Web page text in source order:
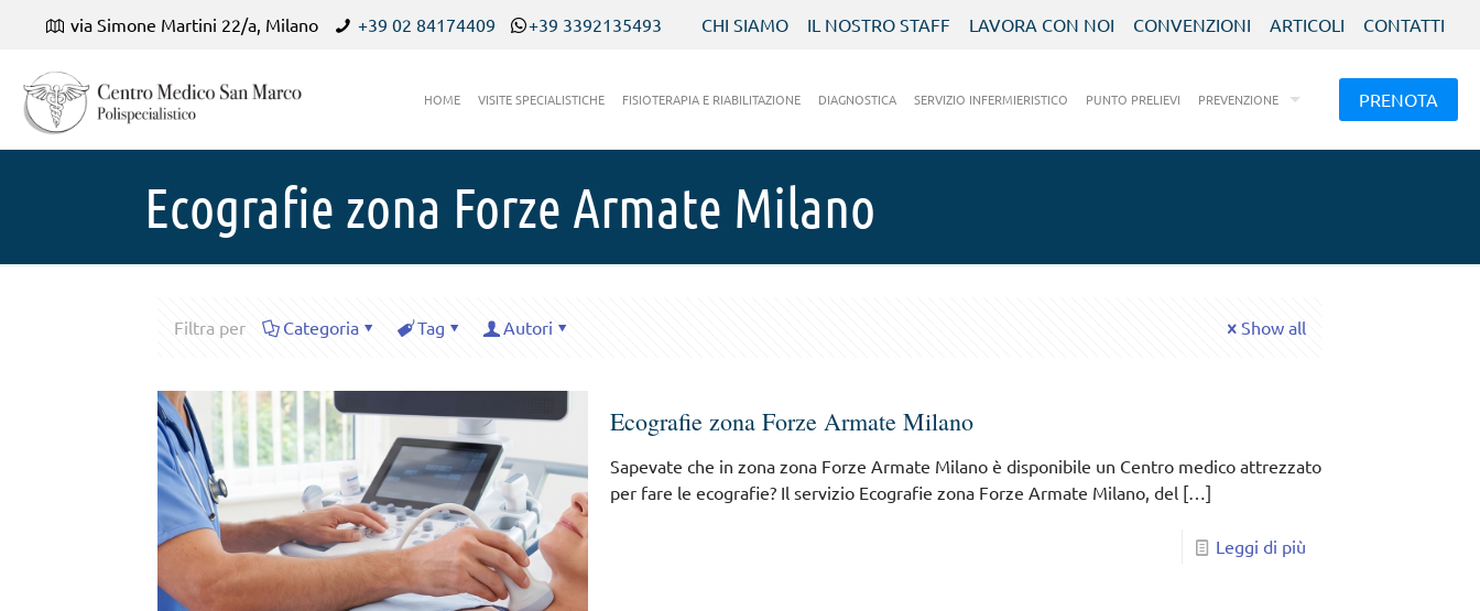
via Simone Martini 22/a, Milano +39 02 84174409 +39 3392135493 CHI SIAMO IL NOSTRO STAFF LAVORA CON NOI CONVENZIONI ARTICOLI CONTATTI
HOME VISITE SPECIALISTICHE FISIOTERAPIA E RIABILITAZIONE DIAGNOSTICA SERVIZIO INFERMIERISTICO PUNTO PRELIEVI PREVENZIONE PRENOTA
Ecografie zona Forze Armate Milano
Filtra per Categoria Tag Autori Show all
Ecografie zona Forze Armate Milano
Sapevate che in zona zona Forze Armate Milano è disponibile un Centro medico attrezzato
per fare le ecografie? Il servizio Ecografie zona Forze Armate Milano, del […]
Leggi di più